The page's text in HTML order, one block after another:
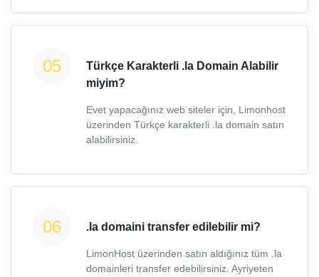
Türkçe Karakterli .la Domain Alabilir
miyim?
Evet yapacağınız web siteler için, Limonhost
üzerinden Türkçe karakterli .la domain satın
alabilirsiniz.
.la domaini transfer edilebilir mi?
LimonHost üzerinden satın aldığınız tüm .la
domainleri transfer edebilirsiniz. Ayriyeten